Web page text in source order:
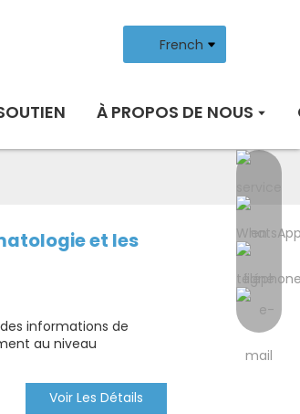
French
À PROPOS DE NOUS
et les
informations de
au niveau
Voir Les Détails